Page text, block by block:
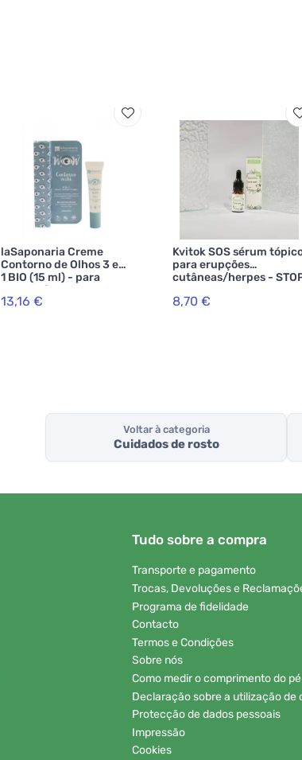
laSaponaria Creme
Contorno de Olhos 3 em
1 BIO (15 ml) - para
rugas, círculos e bolsas
debaixo dos olhos
13,16 €
Kvitok SOS sérum
para erupções
cutâneas/herpes -
8,70 €
Voltar à categoria
Cuidados de rosto
Tudo sobre a compra
Transporte e pagamento
Trocas, Devoluções e
Programa de fidelidade
Contacto
Termos e Condições
Sobre nós
Como medir o comprimento do pé
Declaração sobre a utilização de
Protecção de dados pessoais
Impressão
Cookies